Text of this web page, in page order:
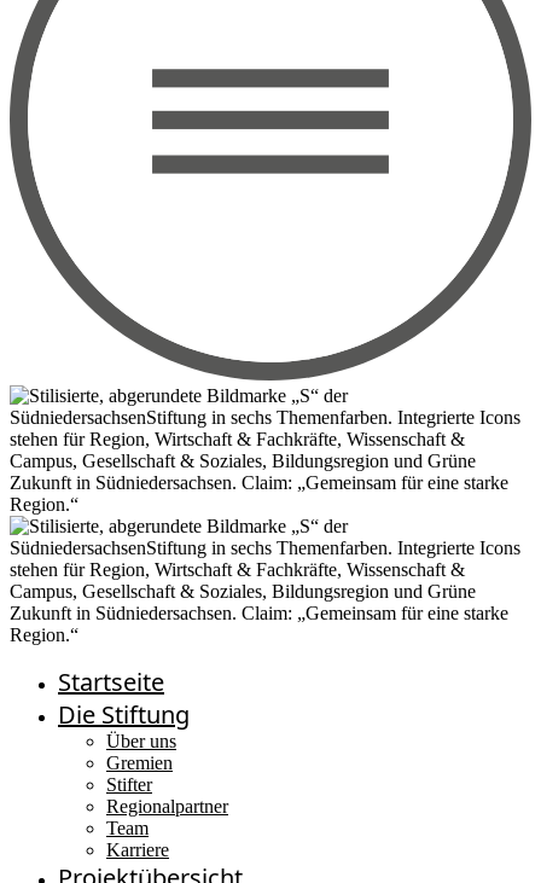
Startseite
Die Stiftung
Über uns
Gremien
Stifter
Regionalpartner
Team
Karriere